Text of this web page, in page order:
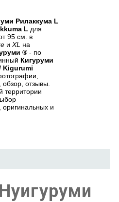
Рилаккума L
L для
95 см. в
и XL на
® - по
Кигуруми
Kigurumi
обзор, отзывы.
территории
оригинальных и